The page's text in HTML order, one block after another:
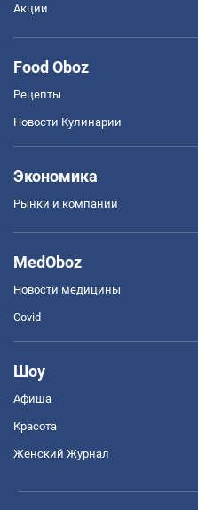
Акции
Food Oboz
Рецепты
Новости Кулинарии
Экономика
Рынки и компании
MedOboz
Новости медицины
Covid
Шоу
Афиша
Красота
Женский Журнал